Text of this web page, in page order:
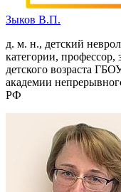
Зыков В.П.
д. м. н., детский
категории,
детского возраста
академии
РФ